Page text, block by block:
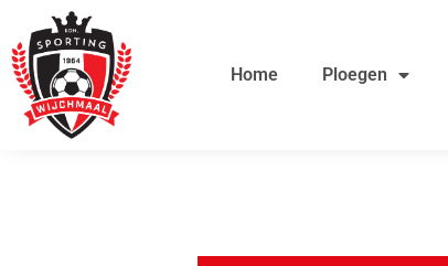
inhoud
naar
de
inhoud
Home Ploegen